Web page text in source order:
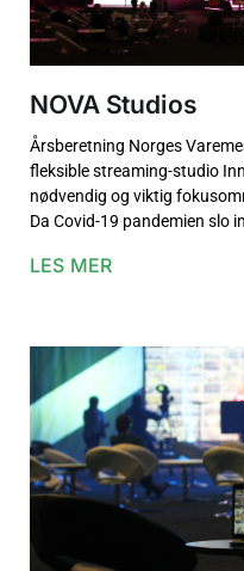
NOVA Studios
Årsberetning Norges
fleksible streaming-studio
nødvendig og viktig
Da Covid-19 pandemien slo
LES MER